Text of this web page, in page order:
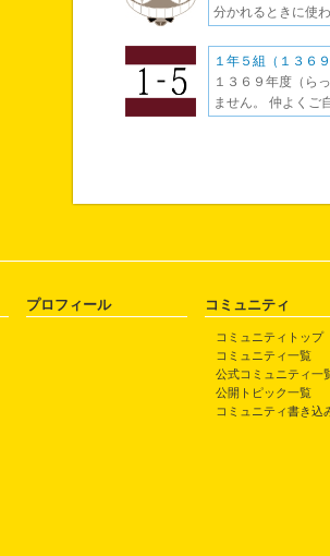
分かれるときに使
１年５組（１３６
１３６９年度（ら
ません。 仲よくご
プロフィール コミュニティ
コミュニティトップ
コミュニティ一覧
公式コミュニティ一
公開トピック一覧
コミュニティ書き込